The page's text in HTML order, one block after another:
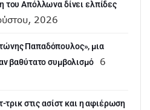
του Απόλλωνα δίνει ελπίδες
2026
Παπαδόπουλος», μια
βαθύτατο συμβολισμό
6
στις ασίστ και η αφιέρωση